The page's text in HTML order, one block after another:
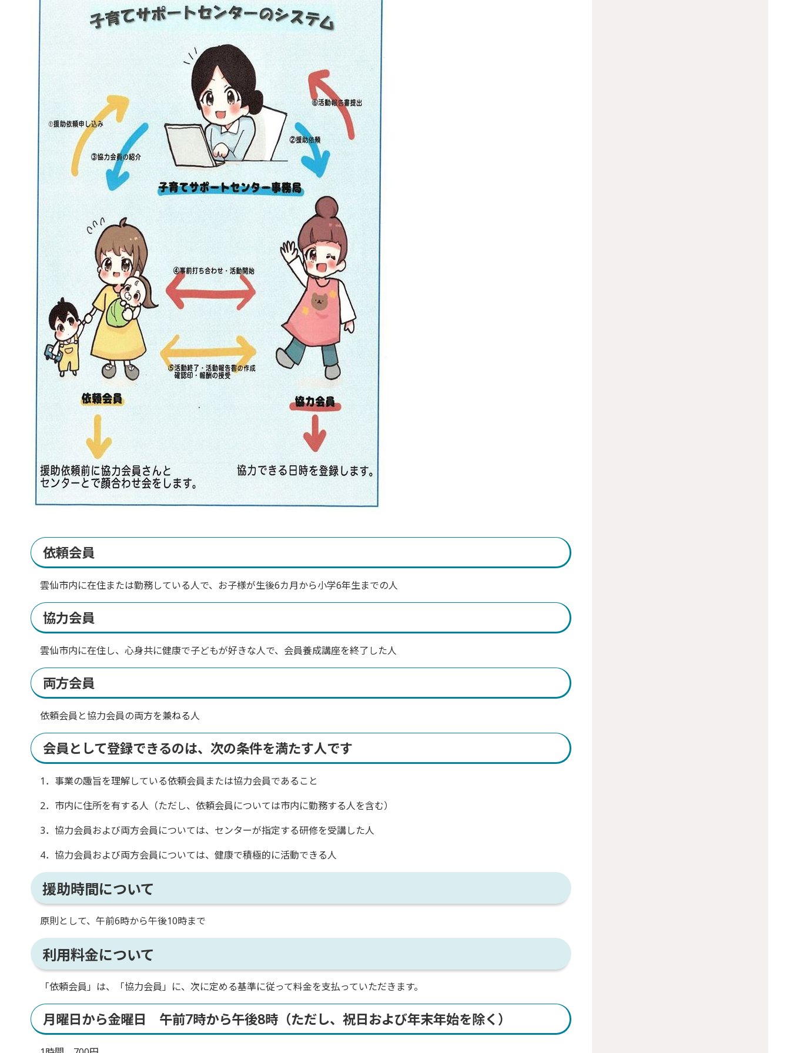
依頼会員
雲仙市内に在住または勤務している人で、お子様が生後6カ月から小学6年生までの人
協力会員
雲仙市内に在住し、心身共に健康で子どもが好きな人で、会員養成講座を終了した人
両方会員
依頼会員と協力会員の両方を兼ねる人
会員として登録できるのは、次の条件を満たす人です
1．事業の趣旨を理解している依頼会員または協力会員であること
2．市内に住所を有する人（ただし、依頼会員については市内に勤務する人を含む）
3．協力会員および両方会員については、センターが指定する研修を受講した人
4．協力会員および両方会員については、健康で積極的に活動できる人
援助時間について
原則として、午前6時から午後10時まで
利用料金について
「依頼会員」は、「協力会員」に、次に定める基準に従って料金を支払っていただきます。
月曜日から金曜日 午前7時から午後8時（ただし、祝日および年末年始を除く）